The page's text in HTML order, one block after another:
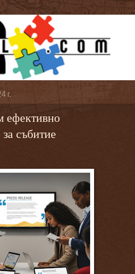
г.
ефективно
събитие